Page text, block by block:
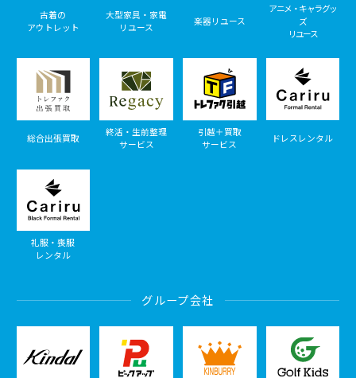
古着の
アウトレット
大型家具・家電
リユース
楽器リユース
アニメ・キャラグッ
ズ
リユース
総合出張買取
終活・生前整理
サービス
引越＋買取
サービス
ドレスレンタル
礼服・喪服
レンタル
グループ会社